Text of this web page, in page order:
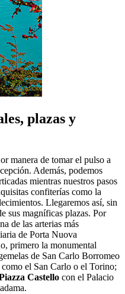
plazas y
manera de tomar el pulso a
Además, podemos
mientras nuestros pasos
confiterías como la
Llegaremos así, sin
sus magníficas plazas. Por
de las arterias más
de Porta Nuova
primero la monumental
de San Carlo Borromeo
el San Carlo o el Torino;
Castello con el Palacio